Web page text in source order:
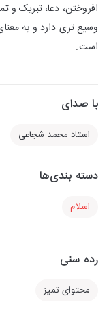
افروختن، دعا، تبریک
وسیع تری دارد و به
است.
با صدای
استاد محمد شجاعی
دسته بندی‌ها
اسلام
رده سنی
محتوای تمیز